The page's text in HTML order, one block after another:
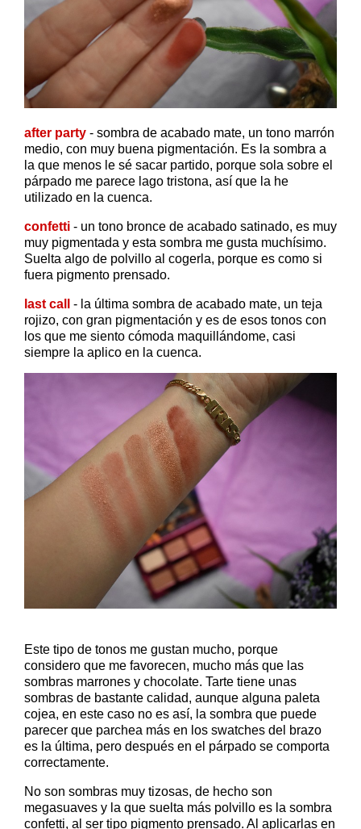
after party - sombra de acabado mate, un tono marrón
medio, con muy buena pigmentación. Es la sombra a
la que menos le sé sacar partido, porque sola sobre el
párpado me parece lago tristona, así que la he
utilizado en la cuenca.
confetti - un tono bronce de acabado satinado, es muy
muy pigmentada y esta sombra me gusta muchísimo.
Suelta algo de polvillo al cogerla, porque es como si
fuera pigmento prensado.
last call
- la última sombra de acabado mate, un teja
rojizo, con gran pigmentación y es de esos tonos con
los que me siento cómoda maquillándome, casi
siempre la aplico en la cuenca.
Este tipo de tonos me gustan mucho, porque
considero que me favorecen, mucho más que las
sombras marrones y chocolate. Tarte tiene unas
sombras de bastante calidad, aunque alguna paleta
cojea, en este caso no es así, la sombra que puede
parecer que parchea más en los swatches del brazo
es la última, pero después en el párpado se comporta
correctamente.
No son sombras muy tizosas, de hecho son
megasuaves y la que suelta más polvillo es la sombra
confetti, al ser tipo pigmento prensado. Al aplicarlas en